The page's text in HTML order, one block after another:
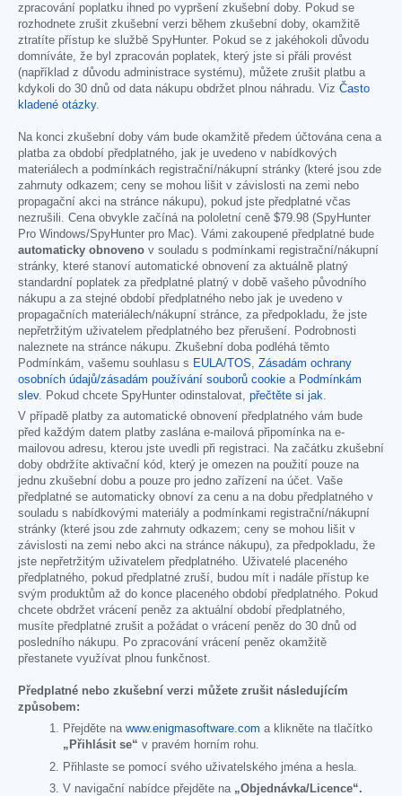
zpracování poplatku ihned po vypršení zkušební doby. Pokud se
rozhodnete zrušit zkušební verzi během zkušební doby, okamžitě
ztratíte přístup ke službě SpyHunter. Pokud se z jakéhokoli důvodu
domníváte, že byl zpracován poplatek, který jste si přáli provést
(například z důvodu administrace systému), můžete zrušit platbu a
kdykoli do 30 dnů od data nákupu obdržet plnou náhradu. Viz Často
kladené otázky.
Na konci zkušební doby vám bude okamžitě předem účtována cena a
platba za období předplatného, jak je uvedeno v nabídkových
materiálech a podmínkách registrační/nákupní stránky (které jsou zde
zahrnuty odkazem; ceny se mohou lišit v závislosti na zemi nebo
propagační akci na stránce nákupu), pokud jste předplatné včas
nezrušili. Cena obvykle začíná na pololetní ceně $79.98 (SpyHunter
Pro Windows/SpyHunter pro Mac). Vámi zakoupené předplatné bude
automaticky obnoveno v souladu s podmínkami registrační/nákupní
stránky, které stanoví automatické obnovení za aktuálně platný
standardní poplatek za předplatné platný v době vašeho původního
nákupu a za stejné období předplatného nebo jak je uvedeno v
propagačních materiálech/nákupní stránce, za předpokladu, že jste
nepřetržitým uživatelem předplatného bez přerušení. Podrobnosti
naleznete na stránce nákupu. Zkušební doba podléhá těmto
Podmínkám, vašemu souhlasu s EULA/TOS, Zásadám ochrany
osobních údajů/zásadám používání souborů cookie a Podmínkám
slev. Pokud chcete SpyHunter odinstalovat, přečtěte si jak.
V případě platby za automatické obnovení předplatného vám bude
před každým datem platby zaslána e-mailová připomínka na e-
mailovou adresu, kterou jste uvedli při registraci. Na začátku zkušební
doby obdržíte aktivační kód, který je omezen na použití pouze na
jednu zkušební dobu a pouze pro jedno zařízení na účet. Vaše
předplatné se automaticky obnoví za cenu a na dobu předplatného v
souladu s nabídkovými materiály a podmínkami registrační/nákupní
stránky (které jsou zde zahrnuty odkazem; ceny se mohou lišit v
závislosti na zemi nebo akci na stránce nákupu), za předpokladu, že
jste nepřetržitým uživatelem předplatného. Uživatelé placeného
předplatného, pokud předplatné zruší, budou mít i nadále přístup ke
svým produktům až do konce placeného období předplatného. Pokud
chcete obdržet vrácení peněz za aktuální období předplatného,
musíte předplatné zrušit a požádat o vrácení peněz do 30 dnů od
posledního nákupu. Po zpracování vrácení peněz okamžitě
přestanete využívat plnou funkčnost.
Předplatné nebo zkušební verzi můžete zrušit následujícím
způsobem:
Přejděte na www.enigmasoftware.com a klikněte na tlačítko
„Přihlásit se“ v pravém horním rohu.
Přihlaste se pomocí svého uživatelského jména a hesla.
V navigační nabídce přejděte na „Objednávka/Licence“.